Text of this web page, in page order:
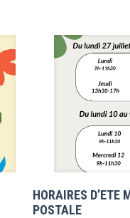
HORAIRES D’ETE
POSTALE